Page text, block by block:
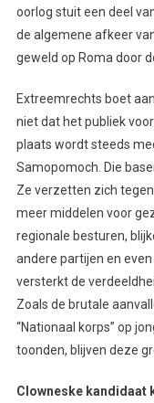
oorlog stuit een deel
de algemene afkeer
geweld op Roma door
Extreemrechts boet
niet dat het publiek
plaats wordt steeds
Samopomoch. Die
Ze verzetten zich
meer middelen voor
regionale besturen,
andere partijen en
versterkt de
Zoals de brutale
“Nationaal korps” op
toonden, blijven deze
Clowneske kandidaat